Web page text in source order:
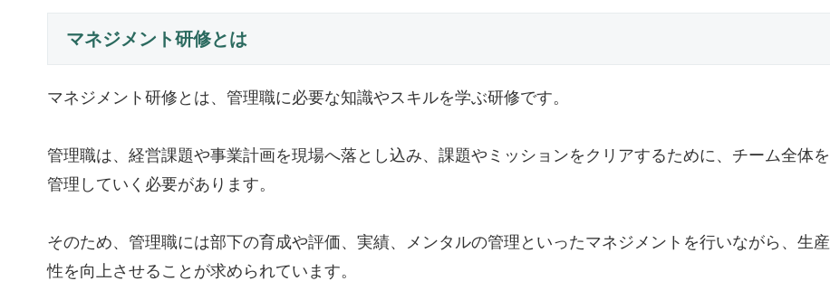
マネジメント研修とは
マネジメント研修とは、管理職に必要な知識やスキルを学ぶ研修です。
管理職は、経営課題や事業計画を現場へ落とし込み、課題やミッションをクリアするために、チーム全体を
管理していく必要があります。
そのため、管理職には部下の育成や評価、実績、メンタルの管理といったマネジメントを行いながら、生産
性を向上させることが求められています。